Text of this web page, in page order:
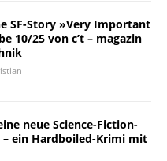
SF-Story »Very Important
10/25 von c’t – magazin
neue Science-Fiction-
– ein Hardboiled-Krimi mit